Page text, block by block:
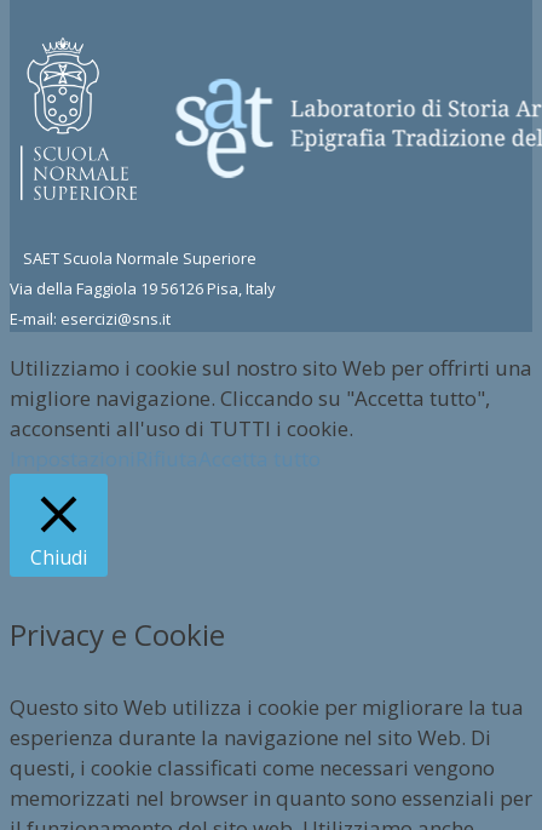
SAET Scuola Normale Superiore
Via della Faggiola 19 56126 Pisa, Italy
E-mail: esercizi@sns.it
Utilizziamo i cookie sul nostro sito Web per offrirti una
migliore navigazione. Cliccando su "Accetta tutto",
acconsenti all'uso di TUTTI i cookie.
Chiudi
Privacy e Cookie
Questo sito Web utilizza i cookie per migliorare la tua
esperienza durante la navigazione nel sito Web. Di
questi, i cookie classificati come necessari vengono
memorizzati nel browser in quanto sono essenziali per